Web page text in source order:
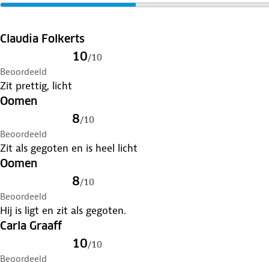
Claudia Folkerts
10/10
Beoordeeld
Zit prettig, licht
Oomen
8/10
Beoordeeld
Zit als gegoten en is heel licht
Oomen
8/10
Beoordeeld
Hij is ligt en zit als gegoten.
Carla Graaff
10/10
Beoordeeld